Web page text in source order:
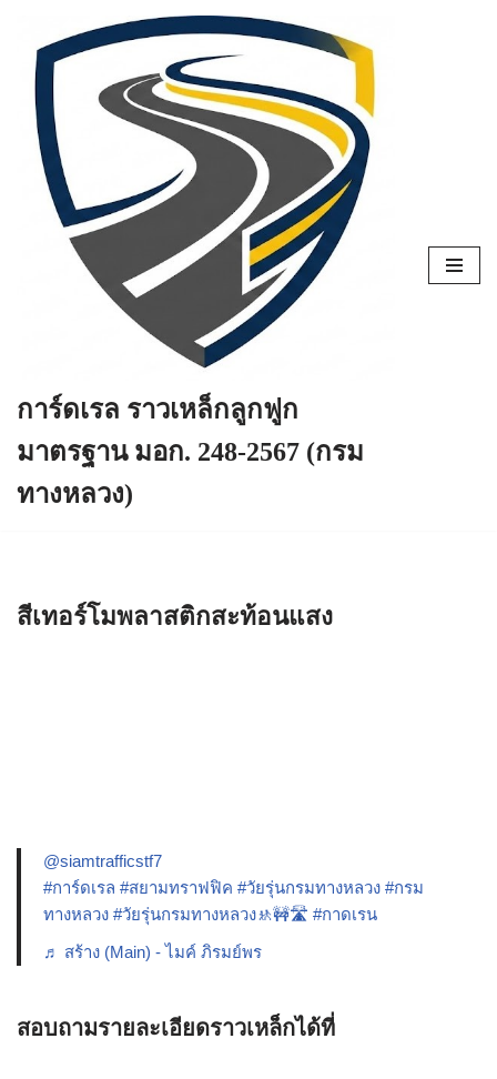
Skip
content
การ์ดเรล ราวเหล็กลูกฟูก
มาตรฐาน มอก. 248-2567 (กรม
ทางหลวง)
สีเทอร์โมพลาสติกสะท้อนแสง
@siamtrafficstf7
#การ์ดเรล #สยามทราฟฟิค #วัยรุ่นกรมทางหลวง #กรม
ทางหลวง #วัยรุ่นกรมทางหลวง🚸🚧🛣️ #กาดเรน
♬ สร้าง (Main) - ไมค์ ภิรมย์พร
สอบถามรายละเอียดราวเหล็กได้ที่